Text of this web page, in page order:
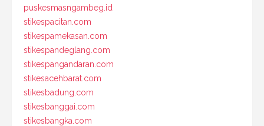
puskesmasngambeg.id
stikespacitan.com
stikespamekasan.com
stikespandeglang.com
stikespangandaran.com
stikesacehbarat.com
stikesbadung.com
stikesbanggai.com
stikesbangka.com